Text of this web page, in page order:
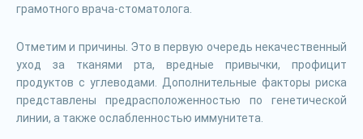
грамотного врача-стоматолога.
Отметим и причины. Это в первую очередь некачественный
уход за тканями рта, вредные привычки, профицит
продуктов с углеводами. Дополнительные факторы риска
представлены предрасположенностью по генетической
линии, а также ослабленностью иммунитета.